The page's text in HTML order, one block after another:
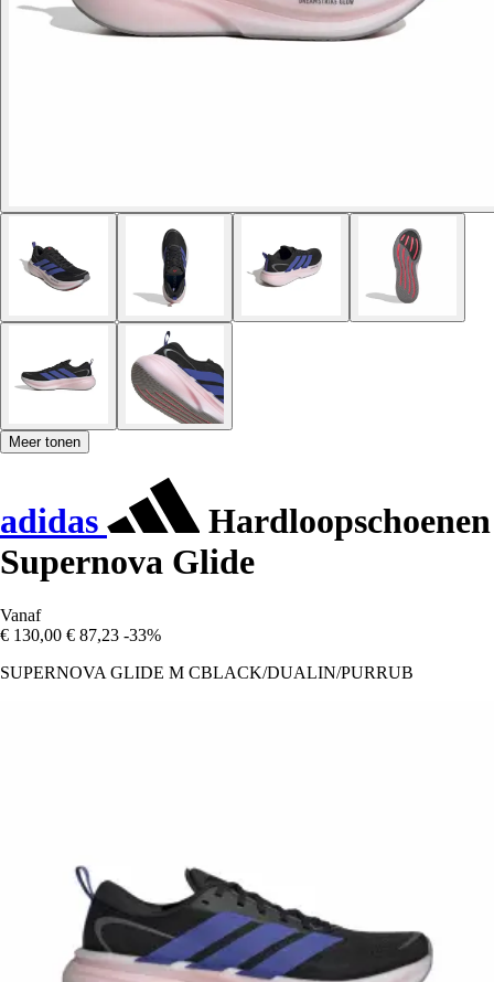
Meer tonen
adidas
Hardloopschoenen
Supernova Glide
Vanaf
€ 130,00 € 87,23 -33%
SUPERNOVA GLIDE M CBLACK/DUALIN/PURRUB